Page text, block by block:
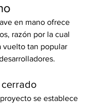
en mano ofrece
razón por la cual
vuelto tan popular
se establece